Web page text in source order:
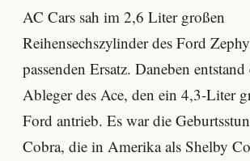
AC Cars sah im 2,6 Liter großen
Reihensechszylinder des Ford
passenden Ersatz. Daneben
Ableger des Ace, den ein 4,3-Liter
Ford antrieb. Es war die
Cobra, die in Amerika als Shelby